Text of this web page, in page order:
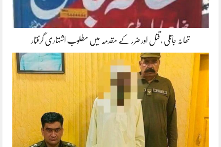
تھانہ جاتلی ،قتل اور ضرر کے مقدمہ میں مطلوب اشتہاری گرفتار